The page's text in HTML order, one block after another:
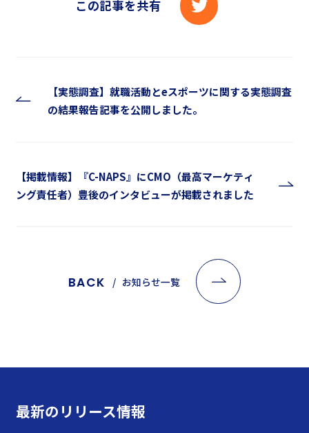
この記事を共有
最新のリリース情報
【実態調査】就職活動とeスポーツに関する実態調査
の結果報告記事を公開しました。
【掲載情報】『C-NAPS』にCMO（最高マーケティ
ング責任者）豊後のインタビューが掲載されました
BACK お知らせ一覧